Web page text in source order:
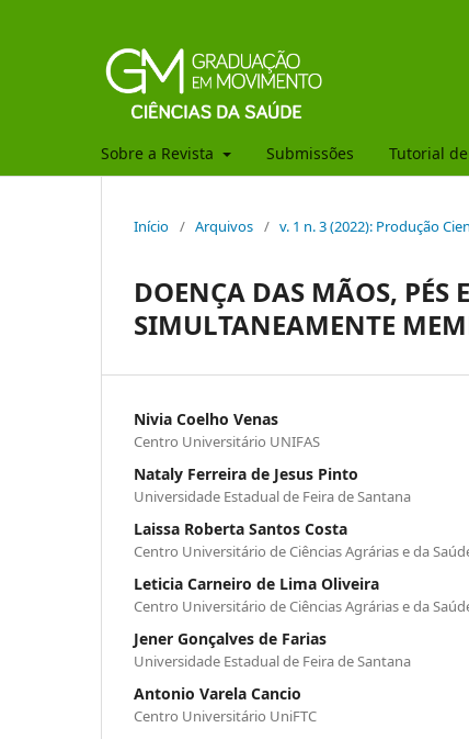
Sobre a Revista Submissões Tutorial
Início / Arquivos / v. 1 n. 3 (2022): Produção
DOENÇA DAS MÃOS, PÉS
SIMULTANEAMENTE
Nivia Coelho Venas
Centro Universitário UNIFAS
Nataly Ferreira de Jesus Pinto
Universidade Estadual de Feira de Santana
Laissa Roberta Santos Costa
Centro Universitário de Ciências Agrárias e da
Leticia Carneiro de Lima Oliveira
Centro Universitário de Ciências Agrárias e da
Jener Gonçalves de Farias
Universidade Estadual de Feira de Santana
Antonio Varela Cancio
Centro Universitário UniFTC